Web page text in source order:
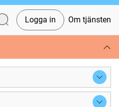
Logga in Om tjänsten